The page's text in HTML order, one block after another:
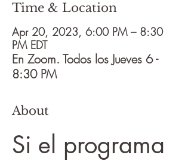
Time & Location
Apr 20, 2023, 6:00 PM – 8:30
PM EDT
En Zoom. Todos los Jueves 6 -
8:30 PM
About
Si el programa